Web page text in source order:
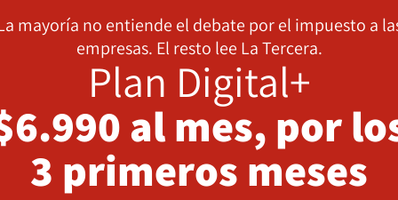
mayoría no entiende el debate por el impuesto a
empresas. El resto lee La Tercera.
Plan Digital+
al mes, por
3 primeros meses